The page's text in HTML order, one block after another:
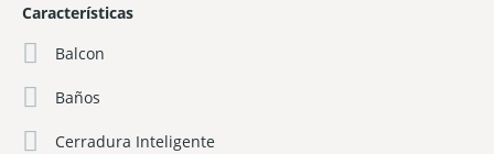
Características
Balcon
Baños
Cerradura Inteligente